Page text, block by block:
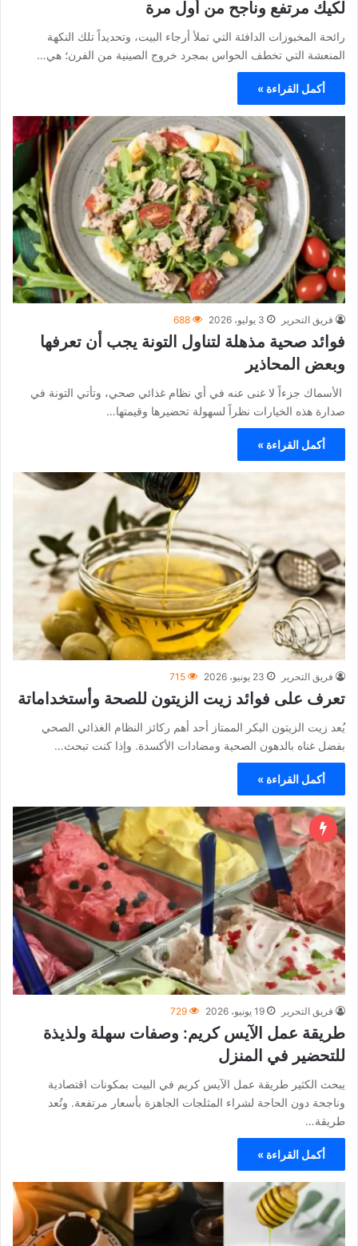
لكيك مرتفع وناجح من أول مرة
رائحة المخبوزات الدافئة التي تملأ أرجاء البيت، وتحديداً تلك النكهة
المنعشة التي تخطف الحواس بمجرد خروج الصينية من الفرن؛ هي…
أكمل القراءة »
فريق التحرير 3 يوليو، 2026 688
فوائد صحية مذهلة لتناول التونة يجب أن تعرفها
وبعض المحاذير
الأسماك جزءاً لا غنى عنه في أي نظام غذائي صحي، وتأتي التونة في
صدارة هذه الخيارات نظراً لسهولة تحضيرها وقيمتها…
أكمل القراءة »
فريق التحرير 23 يونيو، 2026 715
تعرف على فوائد زيت الزيتون للصحة وأستخداماتة
يُعد زيت الزيتون البكر الممتاز أحد أهم ركائز النظام الغذائي الصحي
بفضل غناه بالدهون الصحية ومضادات الأكسدة. وإذا كنت تبحث…
أكمل القراءة »
فريق التحرير 19 يونيو، 2026 729
طريقة عمل الآيس كريم: وصفات سهلة ولذيذة
للتحضير في المنزل
يبحث الكثير طريقة عمل الآيس كريم في البيت بمكونات اقتصادية
وناجحة دون الحاجة لشراء المثلجات الجاهزة بأسعار مرتفعة. وتُعد
طريقة…
أكمل القراءة »